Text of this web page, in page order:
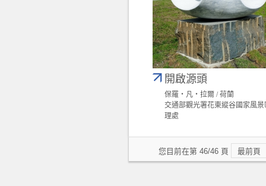
開啟源頭
保羅‧凡‧拉爾 / 荷蘭
交通部觀光署花東縱谷國家風景
理處
您目前在第 46/46 頁 最前頁